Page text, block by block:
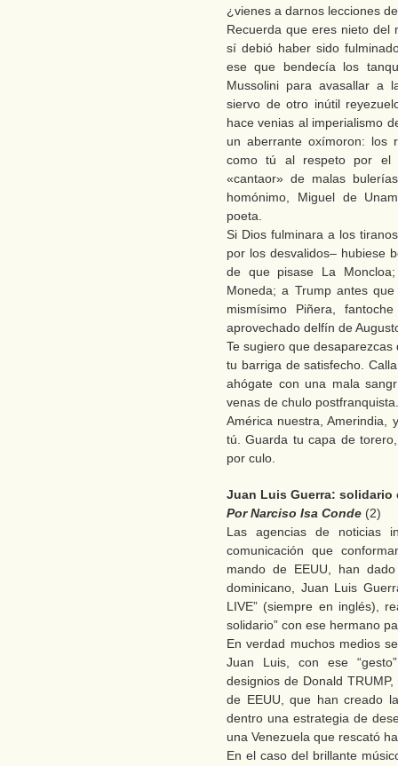
¿vienes a darnos lecciones
Recuerda que eres nieto del
sí debió haber sido
ese que bendecía los
Mussolini para avasallar a
siervo de otro inútil
hace venias al imperialismo
un aberrante oxímoron: los
como tú al respeto por el
«cantaor» de malas
homónimo, Miguel de
poeta.
Si Dios fulminara a los
por los desvalidos– hubiese
de que pisase La
Moneda; a Trump antes
mismísimo Piñera,
aprovechado delfín de
Te sugiero que
tu barriga de satisfecho.
ahógate con una mala
venas de chulo postfranquista.
América nuestra, Amerindia,
tú. Guarda tu capa de
por culo.
Juan Luis Guerra: solidario
Por Narciso Isa Conde (2)
Las agencias de noticias
comunicación que
mando de EEUU, han
dominicano, Juan Luis
LIVE” (siempre en inglés),
solidario” con ese hermano
En verdad muchos medios
Juan Luis, con ese
designios de Donald
de EEUU, que han creado
dentro una estrategia de
una Venezuela que rescató
En el caso del brillante